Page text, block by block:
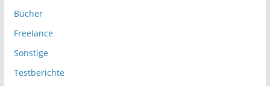
Bücher
Freelance
Sonstige
Testberichte